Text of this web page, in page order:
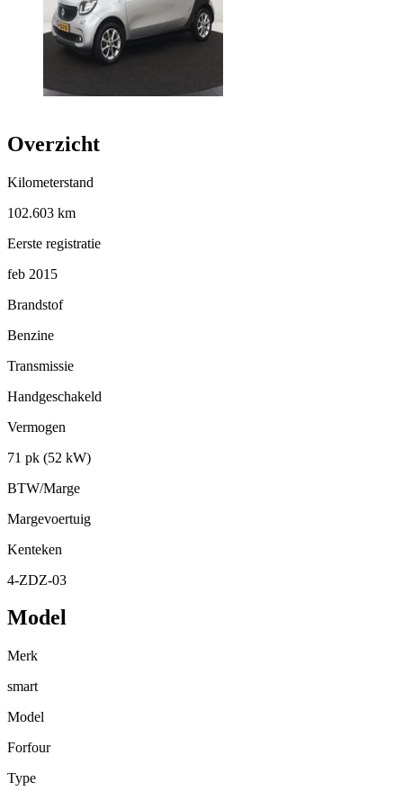
Overzicht
Kilometerstand
102.603 km
Eerste registratie
feb 2015
Brandstof
Benzine
Transmissie
Handgeschakeld
Vermogen
71 pk (52 kW)
BTW/Marge
Margevoertuig
Kenteken
4-ZDZ-03
Model
Merk
smart
Model
Forfour
Type